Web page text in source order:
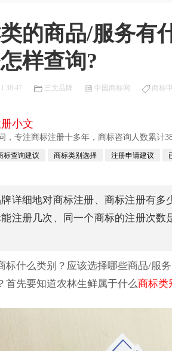
的商品/服务有
样查询?
三文品牌 中国商标网 商标
小文
，专注商标注册十多年，商标咨询人数累计
标查询建议 商标类别选择 注册申请建议
详细地对商标注册、商标注册有
注册几次、同一个商标的注册次
标什么类别？应该选择哪些商品/服
首先要知道农林生鲜属于什么商标类